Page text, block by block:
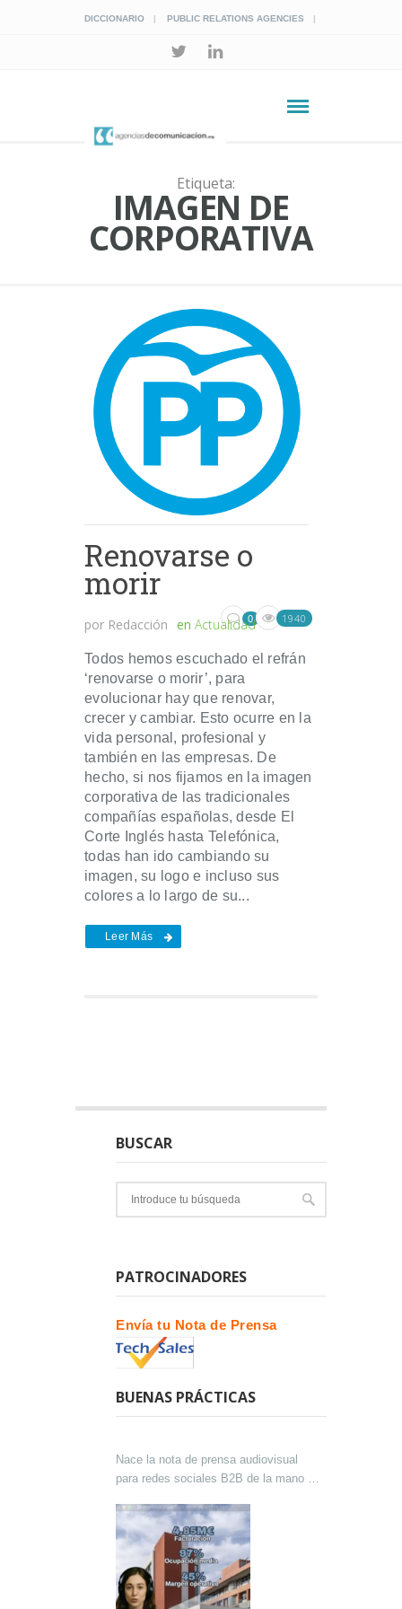
DICCIONARIO PUBLIC RELATIONS AGENCIES
Etiqueta:
IMAGEN DE
CORPORATIVA
Renovarse o
morir
por Redacción en Actualidad
0 1940
Todos hemos escuchado el refrán
‘renovarse o morir’, para
evolucionar hay que renovar,
crecer y cambiar. Esto ocurre en la
vida personal, profesional y
también en las empresas. De
hecho, si nos fijamos en la imagen
corporativa de las tradicionales
compañías españolas, desde El
Corte Inglés hasta Telefónica,
todas han ido cambiando su
imagen, su logo e incluso sus
colores a lo largo de su...
Leer Más
BUSCAR
PATROCINADORES
Envía tu Nota de Prensa
BUENAS PRÁCTICAS
Nace la nota de prensa audiovisual
para redes sociales B2B de la mano de